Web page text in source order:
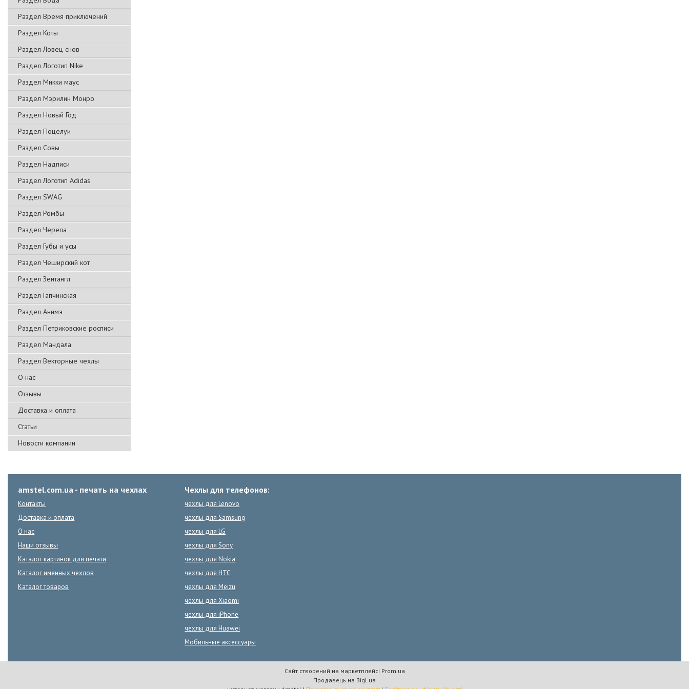
Раздел Время приключений
Раздел Коты
Раздел Ловец снов
Раздел Логотип Nike
Раздел Микки маус
Раздел Мэрилин Монро
Раздел Новый Год
Раздел Поцелуи
Раздел Совы
Раздел Надписи
Раздел Логотип Adidas
Раздел SWAG
Раздел Ромбы
Раздел Черепа
Раздел Губы и усы
Раздел Чеширский кот
Раздел Зентангл
Раздел Гапчинская
Раздел Анимэ
Раздел Петриковские росписи
Раздел Мандала
Раздел Векторные чехлы
О нас
Отзывы
Доставка и оплата
Статьи
Новости компании
amstel.com.ua - печать на чехлах
Контакты
Доставка и оплата
О нас
Наши отзывы
Каталог картинок для печати
Каталог именных чехлов
Каталог товаров
Чехлы для телефонов:
чехлы для Lenovo
чехлы для Samsung
чехлы для LG
чехлы для Sony
чехлы для Nokia
чехлы для HTC
чехлы для Meizu
чехлы для Xiaomi
чехлы для iPhone
чехлы для Huawei
Мобильные аксессуары
Сайт створений на маркетплейсі Prom.ua
Продавець на Bigl.ua